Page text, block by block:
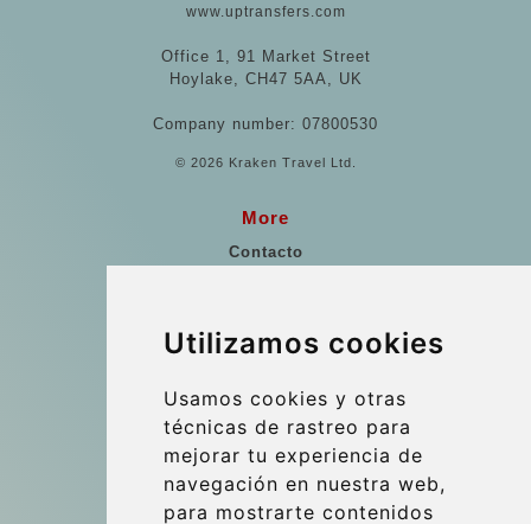
Utilizamos cookies
Usamos cookies y otras
técnicas de rastreo para
mejorar tu experiencia de
navegación en nuestra web,
para mostrarte contenidos
www.uptransfers.com
Office 1, 91 Market Street
Hoylake, CH47 5AA, UK
Company number: 07800530
© 2026 Kraken Travel Ltd.
More
Contacto
Referencias
Update cookies preferences
Contact